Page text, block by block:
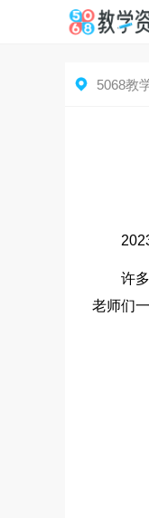
 5068教
许
老师们